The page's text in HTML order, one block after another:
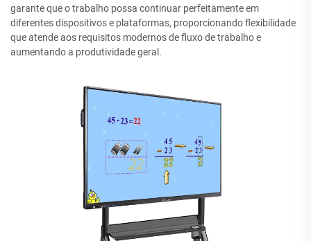
garante que o trabalho possa continuar perfeitamente em
diferentes dispositivos e plataformas, proporcionando flexibilidade
que atende aos requisitos modernos de fluxo de trabalho e
aumentando a produtividade geral.